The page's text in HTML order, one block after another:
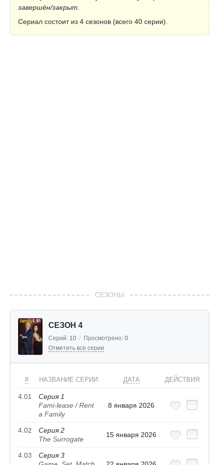
завершён/закрыт.
Сериал состоит из 4 сезонов (всего 40 серии).
СЕЗОНЫ
СЕЗОН 4
Серий: 10 / Просмотрено: 0
Отметить все серии
# НАЗВАНИЕ СЕРИИ ДАТА ДЕЙСТВИЯ
4.01
Серия 1
Fami-lease / Rent
a Family
8 января 2026
4.02
Серия 2
The Surrogate
15 января 2026
4.03
Серия 3